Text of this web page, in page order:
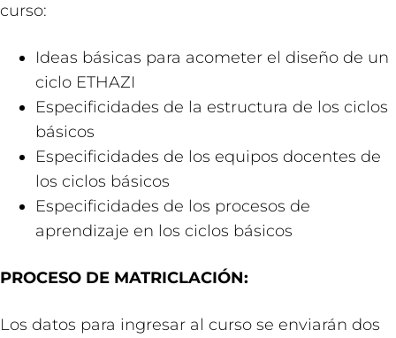
curso:
Ideas básicas para acometer el diseño de un
ciclo ETHAZI
Especificidades de la estructura de los ciclos
básicos
Especificidades de los equipos docentes de
los ciclos básicos
Especificidades de los procesos de
aprendizaje en los ciclos básicos
PROCESO DE MATRICLACIÓN:
Los datos para ingresar al curso se enviarán dos